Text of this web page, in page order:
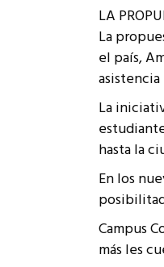
LA
La
el país,
La
hasta la
En los
Campus
más les